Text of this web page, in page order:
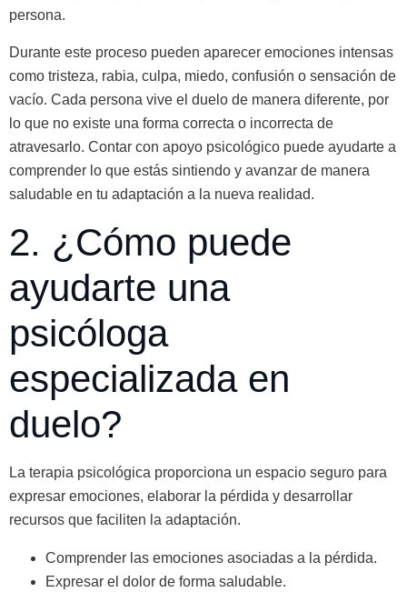
persona.
Durante este proceso pueden aparecer emociones intensas
como tristeza, rabia, culpa, miedo, confusión o sensación de
vacío. Cada persona vive el duelo de manera diferente, por
lo que no existe una forma correcta o incorrecta de
atravesarlo. Contar con apoyo psicológico puede ayudarte a
comprender lo que estás sintiendo y avanzar de manera
saludable en tu adaptación a la nueva realidad.
2. ¿Cómo puede
ayudarte una
psicóloga
especializada en
duelo?
La terapia psicológica proporciona un espacio seguro para
expresar emociones, elaborar la pérdida y desarrollar
recursos que faciliten la adaptación.
Comprender las emociones asociadas a la pérdida.
Expresar el dolor de forma saludable.